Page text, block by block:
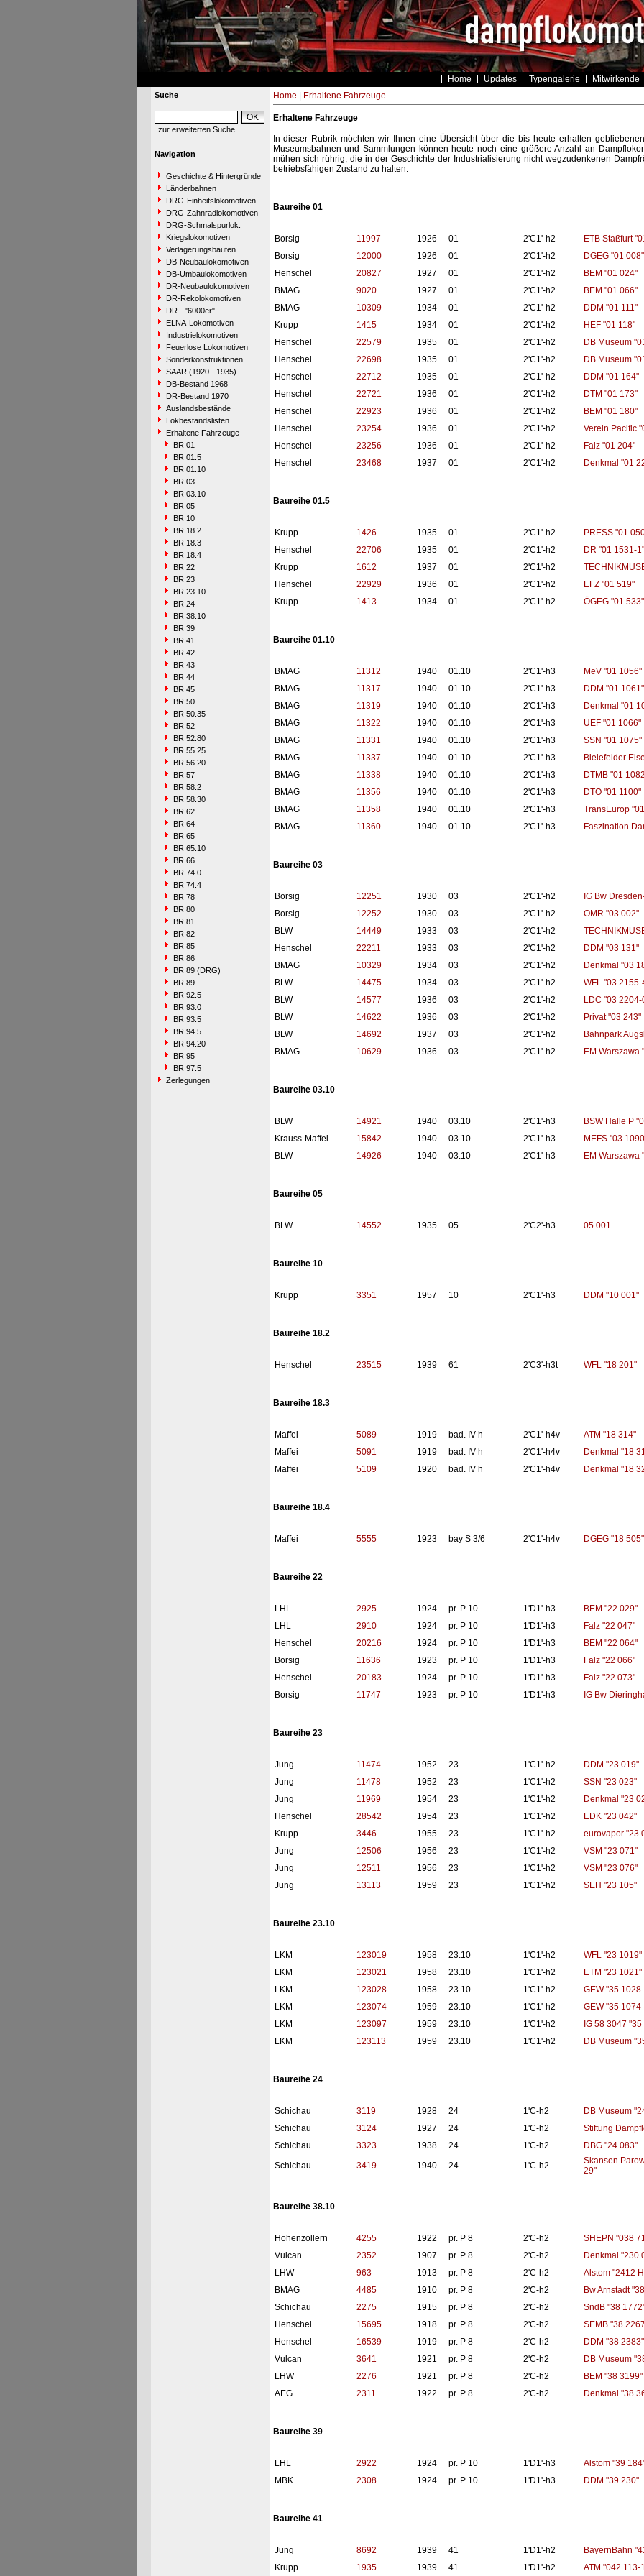
Home Updates Typengalerie Mitwirkende
Suche
zur erweiterten Suche
Navigation
Geschichte & Hintergründe
Länderbahnen
DRG-Einheitslokomotiven
DRG-Zahnradlokomotiven
DRG-Schmalspurlok.
Kriegslokomotiven
Verlagerungsbauten
DB-Neubaulokomotiven
DB-Umbaulokomotiven
DR-Neubaulokomotiven
DR-Rekolokomotiven
DR - "6000er"
ELNA-Lokomotiven
Industrielokomotiven
Feuerlose Lokomotiven
Sonderkonstruktionen
SAAR (1920 - 1935)
DB-Bestand 1968
DR-Bestand 1970
Auslandsbestände
Lokbestandslisten
Erhaltene Fahrzeuge
BR 01
BR 01.5
BR 01.10
BR 03
BR 03.10
BR 05
BR 10
BR 18.2
BR 18.3
BR 18.4
BR 22
BR 23
BR 23.10
BR 24
BR 38.10
BR 39
BR 41
BR 42
BR 43
BR 44
BR 45
BR 50
BR 50.35
BR 52
BR 52.80
BR 55.25
BR 56.20
BR 57
BR 58.2
BR 58.30
BR 62
BR 64
BR 65
BR 65.10
BR 66
BR 74.0
BR 74.4
BR 78
BR 80
BR 81
BR 82
BR 85
BR 86
BR 89 (DRG)
BR 89
BR 92.5
BR 93.0
BR 93.5
BR 94.5
BR 94.20
BR 95
BR 97.5
Zerlegungen
Home Erhaltene Fahrzeuge
Erhaltene Fahrzeuge
In dieser Rubrik möchten wir Ihnen eine Übersicht über die bis heute erhalten
Museumsbahnen und Sammlungen können heute noch eine größere Anzahl an
mühen sich rührig, die in der Geschichte der Industrialisierung nicht wegzudenkenen
betriebsfähigen Zustand zu halten.
Baureihe 01
Borsig 11997 1926 01 2'C1'-h2
ETB Staßfurt
Borsig
12000 1926 01 2'C1'-h2
DGEG "01 008"
Henschel
20827 1927 01 2'C1'-h2
BEM "01 024"
BMAG
9020 1927 01 2'C1'-h2
BEM "01 066"
BMAG
10309 1934 01 2'C1'-h2
DDM "01 111"
Krupp
1415 1934 01 2'C1'-h2
HEF "01 118"
Henschel
22579 1935 01 2'C1'-h2
DB Museum
Henschel
22698 1935 01 2'C1'-h2
DB Museum
Henschel
22712 1935 01 2'C1'-h2
DDM "01 164"
Henschel
22721 1936 01 2'C1'-h2
DTM "01 173"
Henschel
22923 1936 01 2'C1'-h2
BEM "01 180"
Henschel
23254 1936 01 2'C1'-h2
Verein Pacific
Henschel
23256 1936 01 2'C1'-h2
Falz "01 204"
Henschel
23468 1937 01 2'C1'-h2 Denkmal "01
Baureihe 01.5
Krupp 1426 1935 01 2'C1'-h2
PRESS "01
Henschel
22706 1935 01 2'C1'-h2
DR "01 1531-1"
Krupp
1612 1937 01 2'C1'-h2
Henschel
22929 1936 01 2'C1'-h2
EFZ "01 519"
Krupp
1413 1934 01 2'C1'-h2 ÖGEG "01 533"
Baureihe 01.10
BMAG 11312 1940 01.10 2'C1'-h3
MeV "01 1056"
BMAG
11317 1940 01.10 2'C1'-h3
DDM "01 1061"
BMAG
11319 1940 01.10 2'C1'-h3
Denkmal "01
BMAG
11322 1940 01.10 2'C1'-h3
UEF "01 1066"
BMAG
11331 1940 01.10 2'C1'-h3
SSN "01 1075"
BMAG
11337 1940 01.10 2'C1'-h3
Bielefelder
BMAG
11338 1940 01.10 2'C1'-h3
DTMB "01
BMAG
11356 1940 01.10 2'C1'-h3
DTO "01 1100"
BMAG
11358 1940 01.10 2'C1'-h3
TransEurop
BMAG
11360 1940 01.10 2'C1'-h3 Faszination
Baureihe 03
Borsig 12251 1930 03 2'C1'-h2
IG Bw
Borsig
12252 1930 03 2'C1'-h2
OMR "03 002"
BLW
14449 1933 03 2'C1'-h2
Henschel
22211 1933 03 2'C1'-h2
DDM "03 131"
BMAG
10329 1934 03 2'C1'-h2
Denkmal "03
BLW
14475 1934 03 2'C1'-h2
WFL "03 2155-
BLW
14577 1936 03 2'C1'-h2
LDC "03 2204-
BLW
14622 1936 03 2'C1'-h2
Privat "03 243"
BLW
14692 1937 03 2'C1'-h2
Bahnpark
BMAG
10629 1936 03 2'C1'-h2 EM Warszawa
Baureihe 03.10
BLW 14921 1940 03.10 2'C1'-h3
BSW Halle P
Krauss-Maffei
15842 1940 03.10 2'C1'-h3
MEFS "03
BLW
14926 1940 03.10 2'C1'-h3 EM Warszawa
Baureihe 05
BLW 14552 1935 05 2'C2'-h3 05 001
Baureihe 10
Krupp 3351 1957 10 2'C1'-h3 DDM "10 001"
Baureihe 18.2
Henschel 23515 1939 61 2'C3'-h3t WFL "18 201"
Baureihe 18.3
Maffei 5089 1919 bad. IV h 2'C1'-h4v
ATM "18 314"
Maffei
5091 1919 bad. IV h 2'C1'-h4v
Denkmal "18
Maffei
5109 1920 bad. IV h 2'C1'-h4v Denkmal "18
Baureihe 18.4
Maffei 5555 1923 bay S 3/6 2'C1'-h4v DGEG "18 505"
Baureihe 22
LHL 2925 1924 pr. P 10 1'D1'-h3
BEM "22 029"
LHL
2910 1924 pr. P 10 1'D1'-h3
Falz "22 047"
Henschel
20216 1924 pr. P 10 1'D1'-h3
BEM "22 064"
Borsig
11636 1923 pr. P 10 1'D1'-h3
Falz "22 066"
Henschel
20183 1924 pr. P 10 1'D1'-h3
Falz "22 073"
Borsig
11747 1923 pr. P 10 1'D1'-h3 IG Bw
Baureihe 23
Jung 11474 1952 23 1'C1'-h2
DDM "23 019"
Jung
11478 1952 23 1'C1'-h2
SSN "23 023"
Jung
11969 1954 23 1'C1'-h2
Denkmal "23
Henschel
28542 1954 23 1'C1'-h2
EDK "23 042"
Krupp
3446 1955 23 1'C1'-h2
eurovapor "23
Jung
12506 1956 23 1'C1'-h2
VSM "23 071"
Jung
12511 1956 23 1'C1'-h2
VSM "23 076"
Jung
13113 1959 23 1'C1'-h2 SEH "23 105"
Baureihe 23.10
LKM 123019 1958 23.10 1'C1'-h2
WFL "23 1019"
LKM
123021 1958 23.10 1'C1'-h2
ETM "23 1021"
LKM
123028 1958 23.10 1'C1'-h2
GEW "35
LKM
123074 1959 23.10 1'C1'-h2
GEW "35
LKM
123097 1959 23.10 1'C1'-h2
IG 58 3047
LKM
123113 1959 23.10 1'C1'-h2 DB Museum
Baureihe 24
Schichau 3119 1928 24 1'C-h2
DB Museum
Schichau
3124 1927 24 1'C-h2
Stiftung
Schichau
3323 1938 24 1'C-h2
DBG "24 083"
Schichau
3419 1940 24 1'C-h2
Skansen
29"
Baureihe 38.10
Hohenzollern 4255 1922 pr. P 8 2'C-h2
SHEPN "038
Vulcan
2352 1907 pr. P 8 2'C-h2
Denkmal
LHW
963 1913 pr. P 8 2'C-h2
Alstom "2412
BMAG
4485 1910 pr. P 8 2'C-h2
Bw Arnstadt
Schichau
2275 1915 pr. P 8 2'C-h2
SndB "38
Henschel
15695 1918 pr. P 8 2'C-h2
SEMB "38
Henschel
16539 1919 pr. P 8 2'C-h2
DDM "38 2383"
Vulcan
3641 1921 pr. P 8 2'C-h2
DB Museum
LHW
2276 1921 pr. P 8 2'C-h2
BEM "38 3199"
AEG
2311 1922 pr. P 8 2'C-h2 Denkmal "38
Baureihe 39
LHL 2922 1924 pr. P 10 1'D1'-h3
Alstom "39
MBK
2308 1924 pr. P 10 1'D1'-h3 DDM "39 230"
Baureihe 41
Jung 8692 1939 41 1'D1'-h2
BayernBahn
Krupp
1935 1939 41 1'D1'-h2 ATM "042 113-